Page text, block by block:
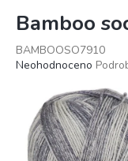
Bamboo
BAMBOOSO7910
Průměrné
produktu
0,0
Neohodnoceno